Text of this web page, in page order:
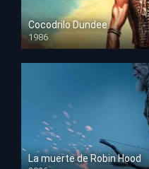
Cocodrilo Dundee
1986
HD 1080p
La muerte de Robin Hood